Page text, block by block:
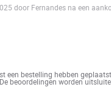
door Fernandes na een
een bestelling hebben
. De beoordelingen worden